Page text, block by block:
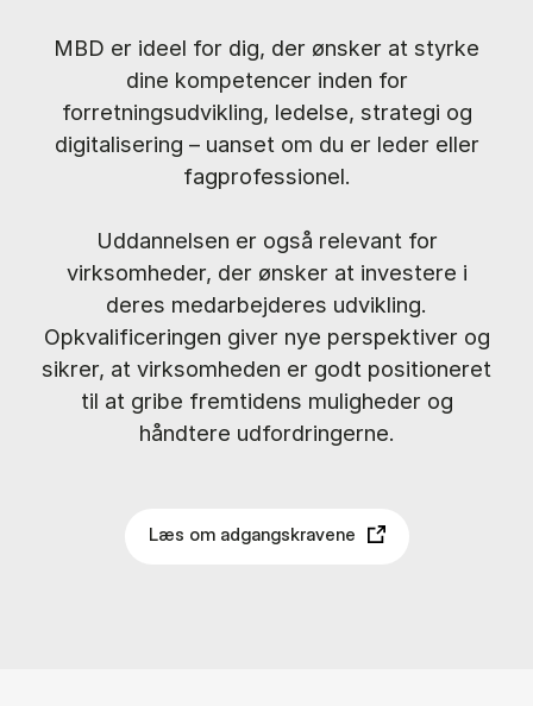
MBD er ideel for dig, der ønsker at styrke
dine kompetencer inden for
forretningsudvikling, ledelse, strategi og
digitalisering – uanset om du er leder eller
fagprofessionel.
Uddannelsen er også relevant for
virksomheder, der ønsker at investere i
deres medarbejderes udvikling.
Opkvalificeringen giver nye perspektiver og
sikrer, at virksomheden er godt positioneret
til at gribe fremtidens muligheder og
håndtere udfordringerne.
Læs om adgangskravene